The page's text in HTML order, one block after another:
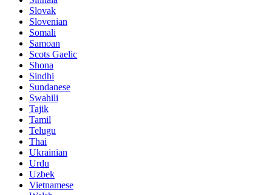
Slovak
Slovenian
Somali
Samoan
Scots Gaelic
Shona
Sindhi
Sundanese
Swahili
Tajik
Tamil
Telugu
Thai
Ukrainian
Urdu
Uzbek
Vietnamese